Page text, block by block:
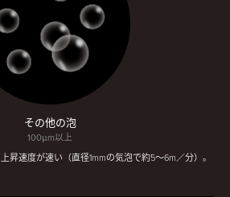
その他の泡
100μm以上
昇速度が速い（直径1mmの気泡で約5〜6m／分）。